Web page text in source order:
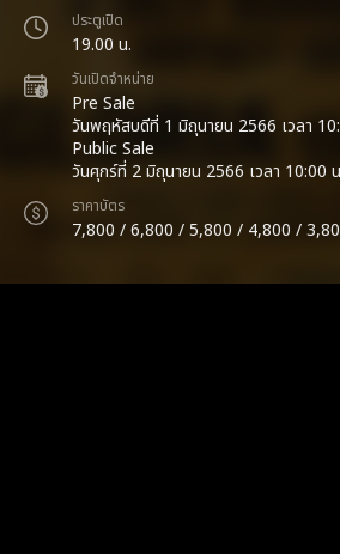
ประตูเปิด
19.00 น.
วันเปิดจำหน่าย
Pre Sale
วันพฤหัสบดีที่ 1 มิถุนายน 2566 เวลา
Public Sale
วันศุกร์ที่ 2 มิถุนายน 2566 เวลา 10:00
ราคาบัตร
7,800 / 6,800 / 5,800 / 4,800 /